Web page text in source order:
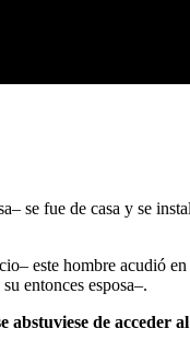
se fue de casa y se
este hombre acudió
entonces esposa–.
de